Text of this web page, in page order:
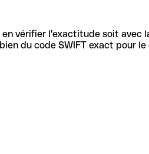
vérifier l'exactitude soit avec
du code SWIFT exact pour